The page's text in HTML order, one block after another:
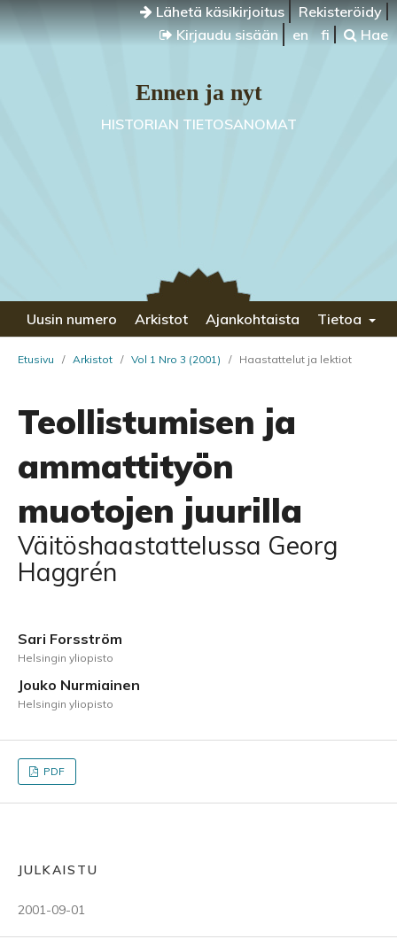
Lähetä käsikirjoitus
Rekisteröidy
Kirjaudu sisään
en fi Hae
Ennen ja nyt
HISTORIAN TIETOSANOMAT
Uusin numero Arkistot Ajankohtaista Tietoa
Etusivu / Arkistot / Vol 1 Nro 3 (2001) / Haastattelut ja lektiot
Teollistumisen ja
ammattityön
muotojen juurilla
Väitöshaastattelussa Georg
Haggrén
Sari Forsström
Helsingin yliopisto
Jouko Nurmiainen
Helsingin yliopisto
PDF
JULKAISTU
2001-09-01